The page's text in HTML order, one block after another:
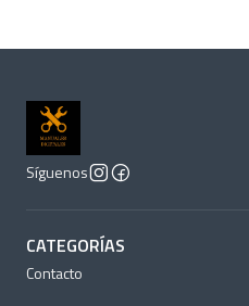
Síguenos
CATEGORÍAS
Contacto